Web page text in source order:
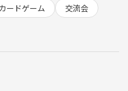
合は是非お声がけを！！
たら40,000円以上するらしい…
カードゲーム
交流会